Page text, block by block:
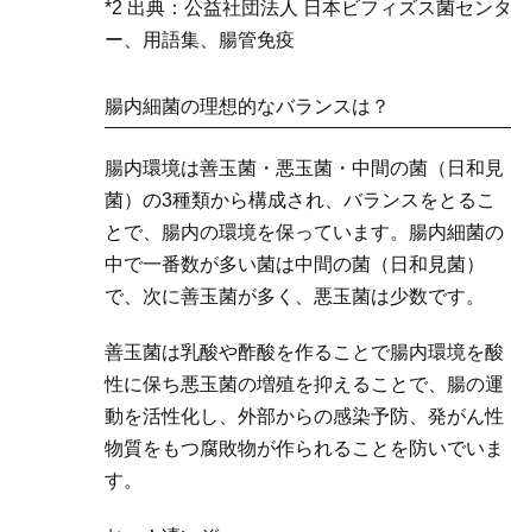
*2 出典：公益社団法人 日本ビフィズス菌センタ
ー、用語集、腸管免疫
腸内細菌の理想的なバランスは？
腸内環境は善玉菌・悪玉菌・中間の菌（日和見
菌）の3種類から構成され、バランスをとるこ
とで、腸内の環境を保っています。腸内細菌の
中で一番数が多い菌は中間の菌（日和見菌）
で、次に善玉菌が多く、悪玉菌は少数です。
善玉菌は乳酸や酢酸を作ることで腸内環境を酸
性に保ち悪玉菌の増殖を抑えることで、腸の運
動を活性化し、外部からの感染予防、発がん性
物質をもつ腐敗物が作られることを防いでいま
す。